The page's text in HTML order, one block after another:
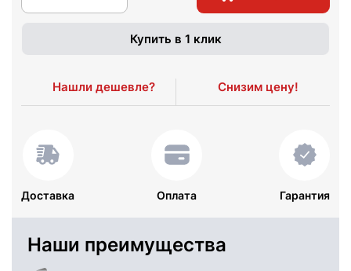
Купить в 1 клик
Нашли дешевле? Снизим цену!
Доставка Оплата Гарантия
Наши преимущества